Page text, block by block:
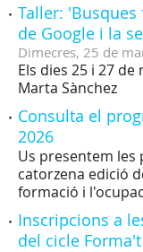
Taller:
de Google i la
Dimecres, 25 de
Els dies 25 i 27
Marta Sànchez
Consulta el
2026
Us presentem
catorzena edició
formació i
Inscripcions a
del cicle